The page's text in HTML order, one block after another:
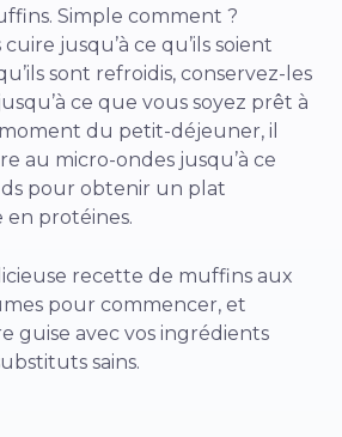
Simple comment ?
jusqu’à ce qu’ils soient
sont refroidis, conservez-les
ce que vous soyez prêt à
du petit-déjeuner, il
au micro-ondes jusqu’à ce
pour obtenir un plat
en protéines.
recette de muffins aux
pour commencer, et
guise avec vos ingrédients
sains.